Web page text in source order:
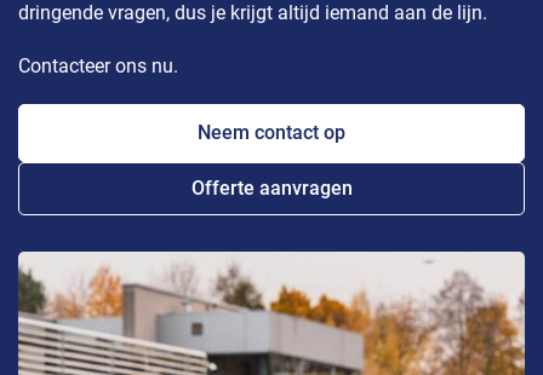
dringende vragen, dus je krijgt altijd iemand aan de lijn.
Contacteer ons nu.
Neem contact op
Offerte aanvragen